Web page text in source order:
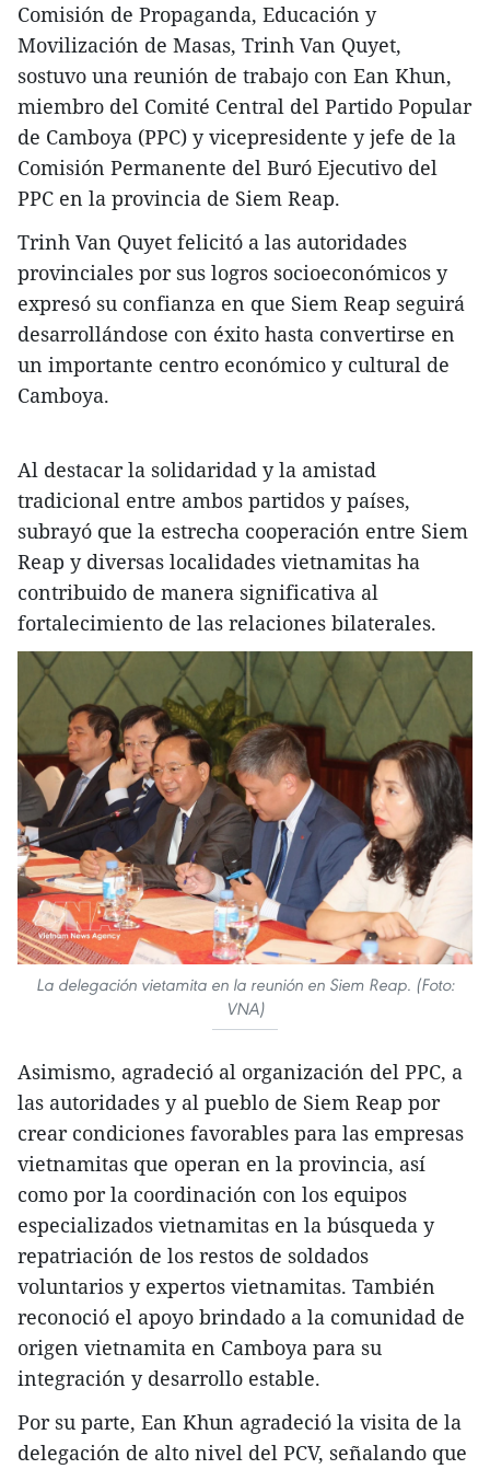
Comisión de Propaganda, Educación y
Movilización de Masas, Trinh Van Quyet,
sostuvo una reunión de trabajo con Ean Khun,
miembro del Comité Central del Partido Popular
de Camboya (PPC) y vicepresidente y jefe de la
Comisión Permanente del Buró Ejecutivo del
PPC en la provincia de Siem Reap.
Trinh Van Quyet felicitó a las autoridades
provinciales por sus logros socioeconómicos y
expresó su confianza en que Siem Reap seguirá
desarrollándose con éxito hasta convertirse en
un importante centro económico y cultural de
Camboya.
Al destacar la solidaridad y la amistad
tradicional entre ambos partidos y países,
subrayó que la estrecha cooperación entre Siem
Reap y diversas localidades vietnamitas ha
contribuido de manera significativa al
fortalecimiento de las relaciones bilaterales.
La delegación vietamita en la reunión en Siem Reap. (Foto:
VNA)
Asimismo, agradeció al organización del PPC, a
las autoridades y al pueblo de Siem Reap por
crear condiciones favorables para las empresas
vietnamitas que operan en la provincia, así
como por la coordinación con los equipos
especializados vietnamitas en la búsqueda y
repatriación de los restos de soldados
voluntarios y expertos vietnamitas. También
reconoció el apoyo brindado a la comunidad de
origen vietnamita en Camboya para su
integración y desarrollo estable.
Por su parte, Ean Khun agradeció la visita de la
delegación de alto nivel del PCV, señalando que